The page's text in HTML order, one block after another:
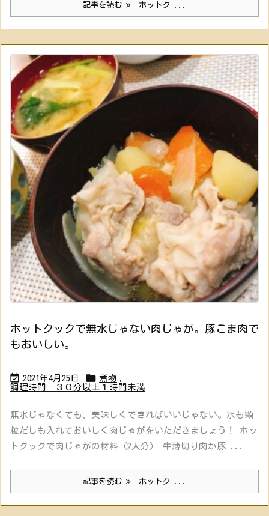
記事を読む ホットク ...
ホットクックで無水じゃない肉じゃが。豚こま肉で
もおいしい。
 2021年4月25日  煮物 ,
調理時間 ３０分以上１時間未満
無水じゃなくても、美味しくできればいいじゃない。水も顆
粒だしも入れておいしく肉じゃがをいただきましょう！ ホッ
トクックで肉じゃがの材料（2人分） 牛薄切り肉か豚 ...
記事を読む ホットク ...